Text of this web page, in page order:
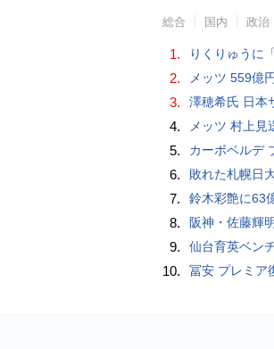
総合 国内 政治
1. りくりゅうに
2. メッツ 559億
3. 澤穂希氏 日本
4. メッツ 村上見
5. カーボベルデ
6. 敗れた札幌日
7. 鈴木彩艶に63
8. 阪神・佐藤輝明、恩師が明か
9. 仙台育英ベン
10. 冨安 プレミア